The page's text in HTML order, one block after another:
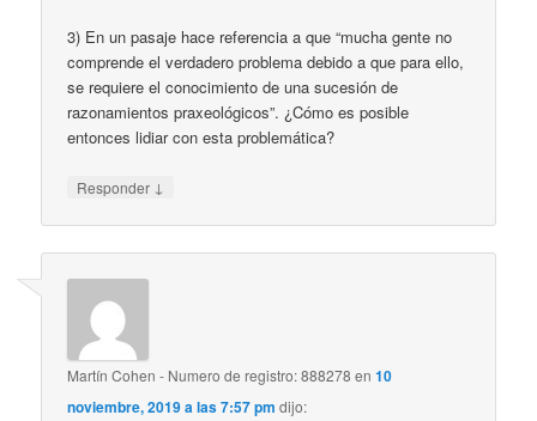
3) En un pasaje hace referencia a que “mucha gente no
comprende el verdadero problema debido a que para ello,
se requiere el conocimiento de una sucesión de
razonamientos praxeológicos”. ¿Cómo es posible
entonces lidiar con esta problemática?
Responder ↓
Martín Cohen - Numero de registro: 888278 en10
noviembre, 2019 a las 7:57 pm dijo: